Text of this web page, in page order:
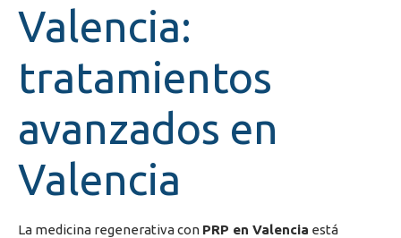
Valencia:
tratamientos
avanzados en
Valencia
La medicina regenerativa con PRP en Valencia está